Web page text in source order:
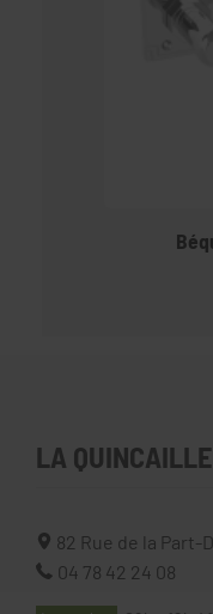
LA
82 Rue de la Part-
04 78 42 24 08